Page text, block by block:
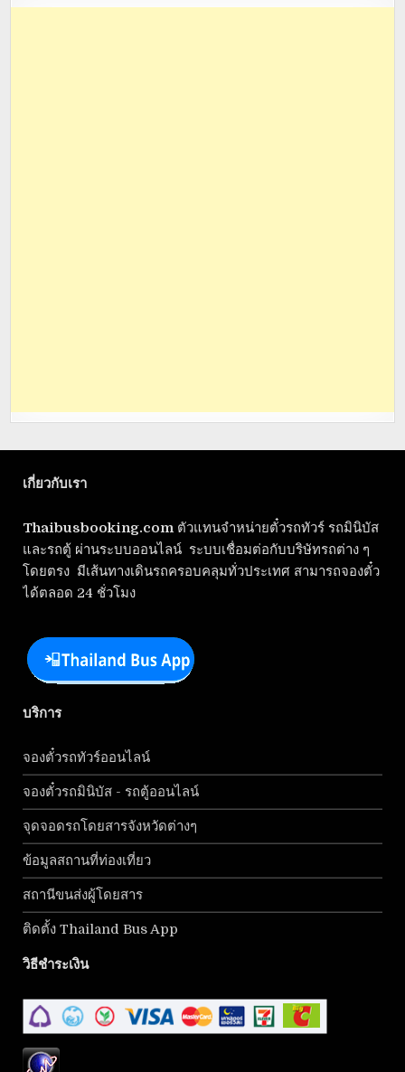
เกี่ยวกับเรา
Thaibusbooking.com ตัวแทนจำหน่ายตั๋วรถทัวร์ รถมินิบัส
และรถตู้ ผ่านระบบออนไลน์ ระบบเชื่อมต่อกับบริษัทรถต่าง ๆ
โดยตรง มีเส้นทางเดินรถครอบคลุมทั่วประเทศ สามารถจองตั๋ว
ได้ตลอด 24 ชั่วโมง
บริการ
จองตั๋วรถทัวร์ออนไลน์
จองตั๋วรถมินิบัส - รถตู้ออนไลน์
จุดจอดรถโดยสารจังหวัดต่างๆ
ข้อมูลสถานที่ท่องเที่ยว
สถานีขนส่งผู้โดยสาร
ติดตั้ง Thailand Bus App
วิธีชำระเงิน